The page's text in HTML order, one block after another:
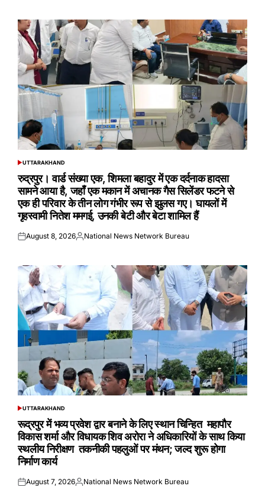
POSTED
UTTARAKHAND
रुद्रपुर। वार्ड संख्या एक, शिमला बहादुर में एक दर्दनाक हादसा
सामने आया है, जहाँ एक मकान में अचानक गैस सिलेंडर फटने से
एक ही परिवार के तीन लोग गंभीर रूप से झुलस गए। घायलों में
गृहस्वामी नितेश ममगई, उनकी बेटी और बेटा शामिल हैं
Posted
August 8, 2026Posted
National News Network Bureau
POSTED
UTTARAKHAND
रूद्रपुर में भव्य प्रवेश द्वार बनाने के लिए स्थान चिन्हित महापौर
विकास शर्मा और विधायक शिव अरोरा ने अधिकारियों के साथ किया
स्थलीय निरीक्षण तकनीकी पहलुओं पर मंथन; जल्द शुरू होगा
निर्माण कार्य
August 7, 2026 National News Network Bureau